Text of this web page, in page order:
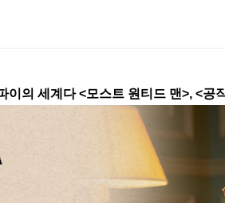
이의 세계다 <모스트 원티드 맨>, <공